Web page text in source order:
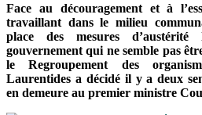
Face au découragement et à
travaillant dans le milieu
place des mesures
gouvernement qui ne semble pas
le Regroupement des
Laurentides a décidé il y a deux
en demeure au premier ministre